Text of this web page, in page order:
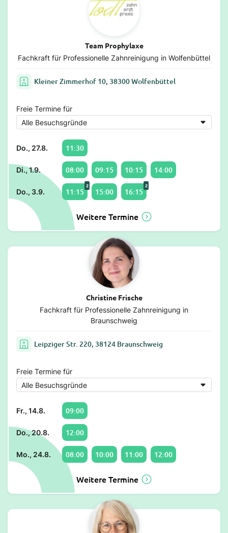
Team Prophylaxe
Fachkraft für Professionelle Zahnreinigung in Wolfenbüttel
Kleiner Zimmerhof 10, 38300 Wolfenbüttel
Freie Termine für
Do., 27.8. 11:30
Di., 1.9. 08:00 09:15 10:15 14:00
Do., 3.9. 11:15
2
15:00 16:15
2
Weitere Termine
Christine Frische
Fachkraft für Professionelle Zahnreinigung in
Braunschweig
Leipziger Str. 220, 38124 Braunschweig
Freie Termine für
Fr., 14.8. 09:00
Do., 20.8. 12:00
Mo., 24.8. 08:00 10:00 11:00 12:00
Weitere Termine